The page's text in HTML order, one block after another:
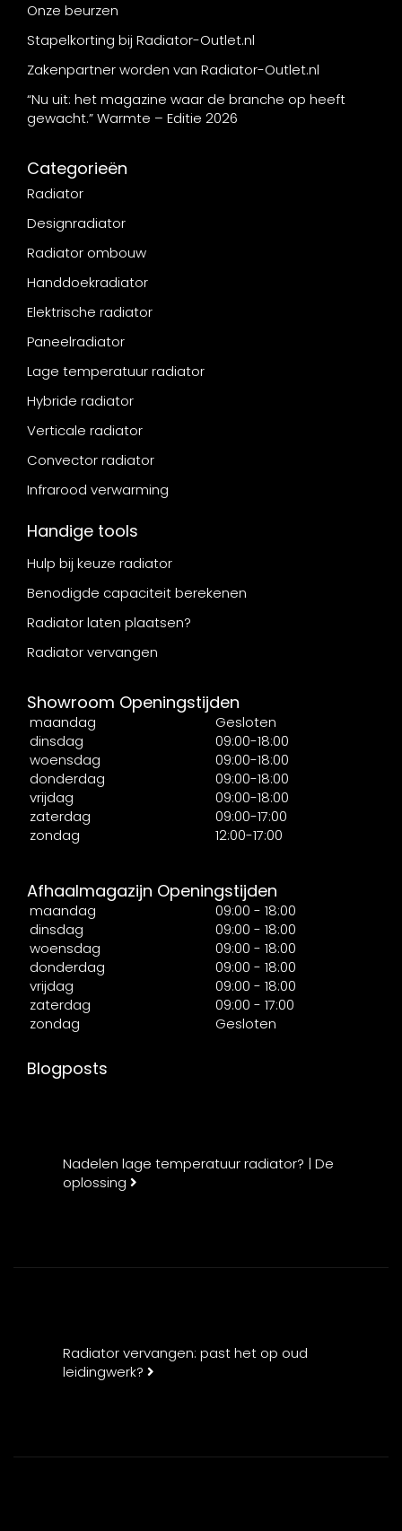
Onze beurzen
Stapelkorting bij Radiator-Outlet.nl
Zakenpartner worden van Radiator-Outlet.nl
“Nu uit: het magazine waar de branche op heeft
gewacht.” Warmte – Editie 2026
Categorieën
Radiator
Designradiator
Radiator ombouw
Handdoekradiator
Elektrische radiator
Paneelradiator
Lage temperatuur radiator
Hybride radiator
Verticale radiator
Convector radiator
Infrarood verwarming
Handige tools
Hulp bij keuze radiator
Benodigde capaciteit berekenen
Radiator laten plaatsen?
Radiator vervangen
Showroom Openingstijden
maandag
Gesloten
dinsdag
09:00-18:00
woensdag
09:00-18:00
donderdag
09:00-18:00
vrijdag
09:00-18:00
zaterdag
09:00-17:00
zondag
12:00-17:00
Afhaalmagazijn Openingstijden
maandag
09:00 - 18:00
dinsdag
09:00 - 18:00
woensdag
09:00 - 18:00
donderdag
09:00 - 18:00
vrijdag
09:00 - 18:00
zaterdag
09:00 - 17:00
zondag
Gesloten
Blogposts
Nadelen lage temperatuur radiator? | De
oplossing
Radiator vervangen: past het op oud
leidingwerk?